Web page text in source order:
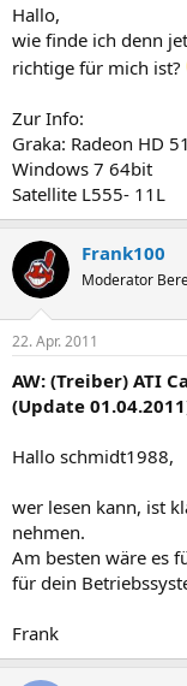
Hallo,
wie finde ich denn
richtige für mich ist?
Zur Info:
Graka: Radeon HD
Windows 7 64bit
Satellite L555- 11L
Frank100
Moderator
22. Apr. 2011
AW: (Treiber) ATI
(Update
Hallo schmidt1988,
wer lesen kann, ist
nehmen.
Am besten wäre es
für dein
Frank